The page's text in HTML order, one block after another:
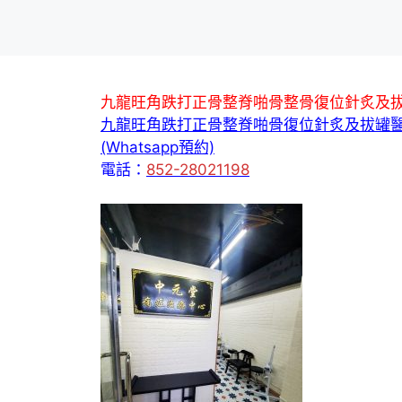
九龍旺角跌打正骨整脊啪骨整骨復位針炙及
九龍旺角跌打正骨整脊啪骨復位針炙及拔罐
(Whatsapp預約)
電話： 852-28021198